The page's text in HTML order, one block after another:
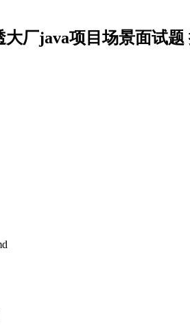
大厂java项目场景面试题